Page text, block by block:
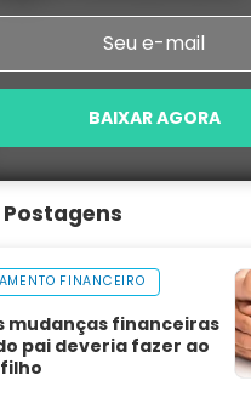
BAIXAR AGORA
FINANCEIRO
mudanças financeiras
pai deveria fazer ao